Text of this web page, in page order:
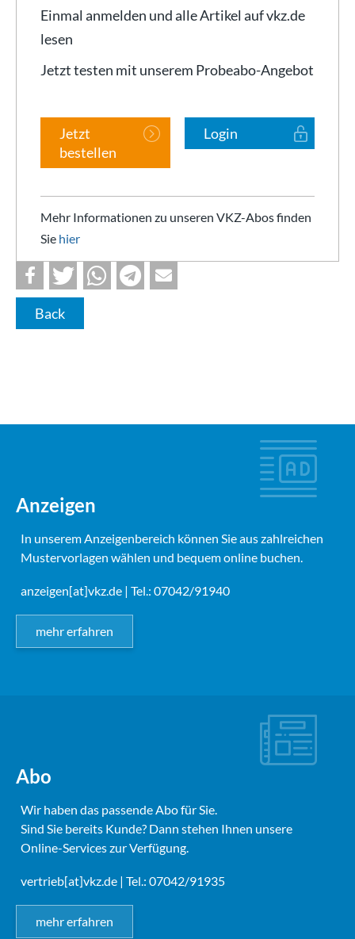
Einmal anmelden und alle Artikel auf vkz.de
lesen
Jetzt testen mit unserem Probeabo-Angebot
Jetzt
bestellen
Login
Mehr Informationen zu unseren VKZ-Abos finden
Sie hier
Back
Anzeigen
In unserem Anzeigenbereich können Sie aus zahlreichen
Mustervorlagen wählen und bequem online buchen.
anzeigen[at]vkz.de | Tel.: 07042/91940
mehr erfahren
Abo
Wir haben das passende Abo für Sie.
Sind Sie bereits Kunde? Dann stehen Ihnen unsere
Online-Services zur Verfügung.
vertrieb[at]vkz.de | Tel.: 07042/91935
mehr erfahren